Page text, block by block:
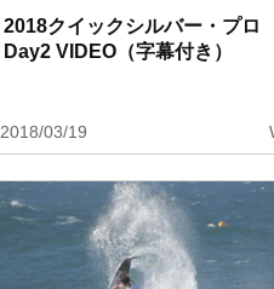
2018クイックシルバー・プロ
Day2 VIDEO（字幕付き）
2018/03/19